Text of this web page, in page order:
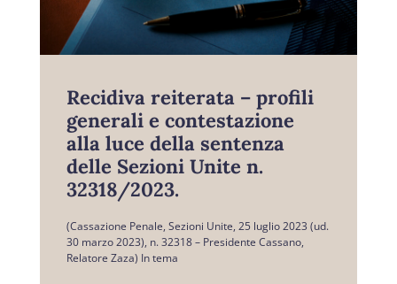
Recidiva reiterata – profili
generali e contestazione
alla luce della sentenza
delle Sezioni Unite n.
32318/2023.
(Cassazione Penale, Sezioni Unite, 25 luglio 2023 (ud.
30 marzo 2023), n. 32318 – Presidente Cassano,
Relatore Zaza) In tema